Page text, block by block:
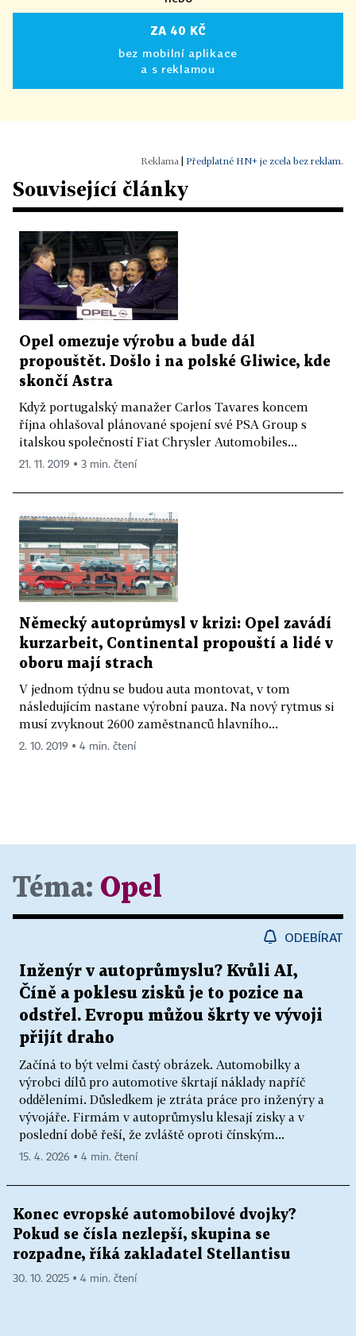
ZA 40 KČ
bez mobilní aplikace
a s reklamou
| Předplatné HN+ je zcela bez reklam.
Související články
Opel omezuje výrobu a bude dál
propouštět. Došlo i na polské Gliwice, kde
skončí Astra
Když portugalský manažer Carlos Tavares koncem
října ohlašoval plánované spojení své PSA Group s
italskou společností Fiat Chrysler Automobiles...
21. 11. 2019 ▪ 3 min. čtení
Německý autoprůmysl v krizi: Opel zavádí
kurzarbeit, Continental propouští a lidé v
oboru mají strach
V jednom týdnu se budou auta montovat, v tom
následujícím nastane výrobní pauza. Na nový rytmus si
musí zvyknout 2600 zaměstnanců hlavního...
2. 10. 2019 ▪ 4 min. čtení
Téma: Opel
ODEBÍRAT
Inženýr v autoprůmyslu? Kvůli AI,
Číně a poklesu zisků je to pozice na
odstřel. Evropu můžou škrty ve vývoji
přijít draho
Začíná to být velmi častý obrázek. Automobilky a
výrobci dílů pro automotive škrtají náklady napříč
odděleními. Důsledkem je ztráta práce pro inženýry a
vývojáře. Firmám v autoprůmyslu klesají zisky a v
poslední době řeší, že zvláště oproti čínským...
15. 4. 2026 ▪ 4 min. čtení
Konec evropské automobilové dvojky?
Pokud se čísla nezlepší, skupina se
rozpadne, říká zakladatel Stellantisu
30. 10. 2025 ▪ 4 min. čtení